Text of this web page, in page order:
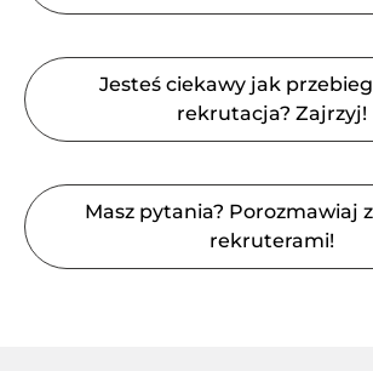
Jesteś ciekawy jak
rekrutacja? Zajrzyj!
Masz pytania? Porozmawiaj
rekruterami!